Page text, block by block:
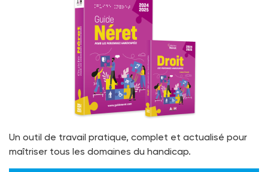
Un outil de travail pratique, complet et actualisé pour
maîtriser tous les domaines du handicap.